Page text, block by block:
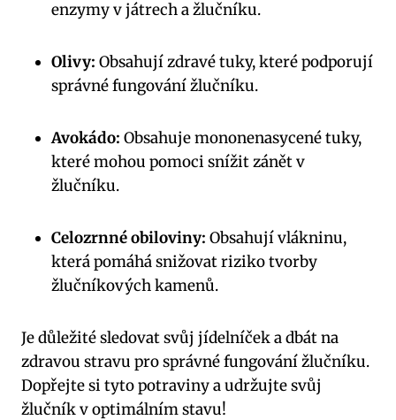
enzymy v játrech a žlučníku.
Olivy: Obsahují zdravé tuky, které podporují
správné fungování žlučníku.
Avokádo: Obsahuje mononenasycené tuky,
které mohou pomoci snížit zánět v
žlučníku.
Celozrnné obiloviny: Obsahují vlákninu,
která pomáhá snižovat riziko tvorby
žlučníkových kamenů.
Je důležité sledovat svůj jídelníček a dbát na
zdravou stravu pro správné fungování žlučníku.
Dopřejte si tyto potraviny a udržujte svůj
žlučník v optimálním stavu!